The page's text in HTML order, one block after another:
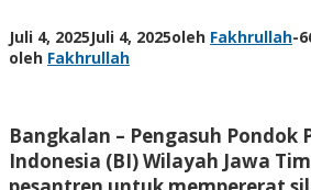
Juli 4, 2025Juli 4, 2025oleh Fakhrullah-
oleh Fakhrullah
Bangkalan – Pengasuh
Indonesia (BI) Wilayah Jawa